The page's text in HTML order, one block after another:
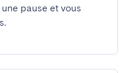
pause et vous